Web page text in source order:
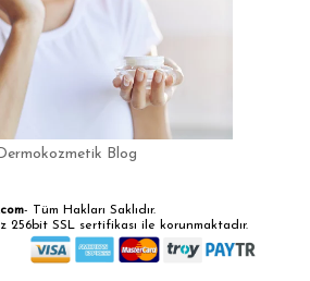
Blog
- Tüm Hakları Saklıdır.
256bit SSL sertifikası ile korunmaktadır.